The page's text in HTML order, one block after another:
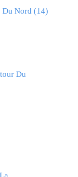
Du Nord (14)
Du